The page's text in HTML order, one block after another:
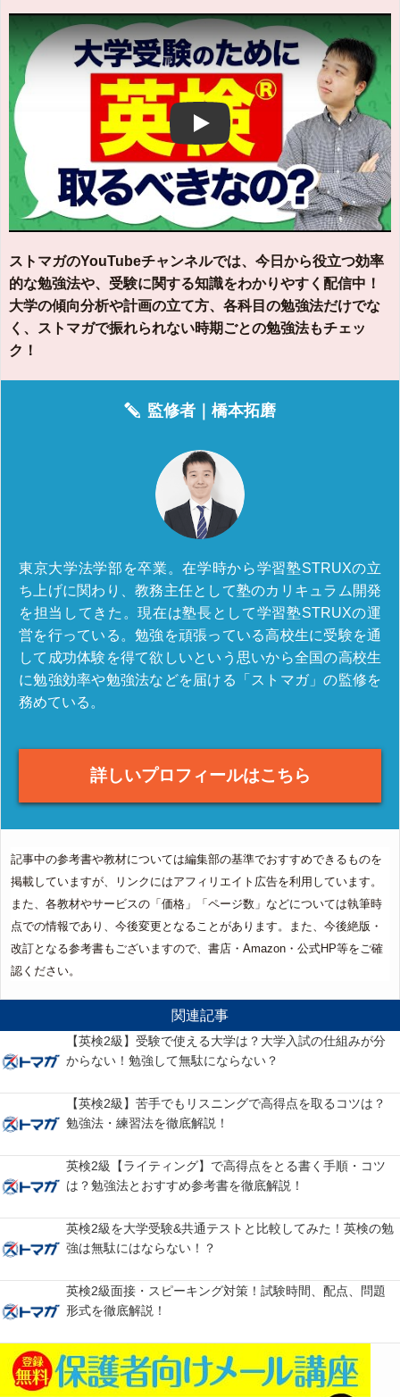
Play
ストマガのYouTubeチャンネルでは、今日から役立つ効率
的な勉強法や、受験に関する知識をわかりやすく配信中！
大学の傾向分析や計画の立て方、各科目の勉強法だけでな
く、ストマガで振れられない時期ごとの勉強法もチェッ
ク！
監修者｜橋本拓磨
東京大学法学部を卒業。在学時から学習塾STRUXの立
ち上げに関わり、教務主任として塾のカリキュラム開発
を担当してきた。現在は塾長として学習塾STRUXの運
営を行っている。勉強を頑張っている高校生に受験を通
して成功体験を得て欲しいという思いから全国の高校生
に勉強効率や勉強法などを届ける「ストマガ」の監修を
務めている。
詳しいプロフィールはこちら
記事中の参考書や教材については編集部の基準でおすすめできるものを
掲載していますが、リンクにはアフィリエイト広告を利用しています。
また、各教材やサービスの「価格」「ページ数」などについては執筆時
点での情報であり、今後変更となることがあります。また、今後絶版・
改訂となる参考書もございますので、書店・Amazon・公式HP等をご確
認ください。
関連記事
【英検2級】受験で使える大学は？大学入試の仕組みが分
からない！勉強して無駄にならない？
【英検2級】苦手でもリスニングで高得点を取るコツは？
勉強法・練習法を徹底解説！
英検2級【ライティング】で高得点をとる書く手順・コツ
は？勉強法とおすすめ参考書を徹底解説！
英検2級を大学受験&共通テストと比較してみた！英検の勉
強は無駄にはならない！？
英検2級面接・スピーキング対策！試験時間、配点、問題
形式を徹底解説！